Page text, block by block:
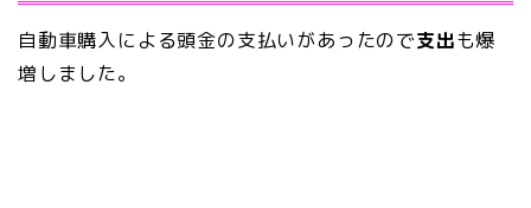
自動車購入による頭金の支払いがあったので支出も爆
増しました。